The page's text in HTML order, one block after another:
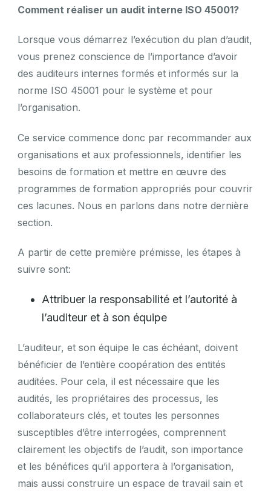
Comment réaliser un audit interne ISO 45001?
Lorsque vous démarrez l’exécution du plan d’audit,
vous prenez conscience de l’importance d’avoir
des auditeurs internes formés et informés sur la
norme ISO 45001 pour le système et pour
l’organisation.
Ce service commence donc par recommander aux
organisations et aux professionnels, identifier les
besoins de formation et mettre en œuvre des
programmes de formation appropriés pour couvrir
ces lacunes. Nous en parlons dans notre dernière
section.
A partir de cette première prémisse, les étapes à
suivre sont:
Attribuer la responsabilité et l’autorité à
l’auditeur et à son équipe
L’auditeur, et son équipe le cas échéant, doivent
bénéficier de l’entière coopération des entités
auditées. Pour cela, il est nécessaire que les
audités, les propriétaires des processus, les
collaborateurs clés, et toutes les personnes
susceptibles d’être interrogées, comprennent
clairement les objectifs de l’audit, son importance
et les bénéfices qu’il apportera à l’organisation,
mais aussi construire un espace de travail sain et